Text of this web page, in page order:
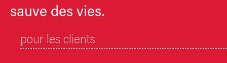
sauve des vies.
pour les clients